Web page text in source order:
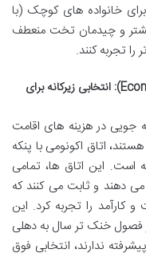
خانواده های کوچک (با
و چیدمان تخت منعطف
را تجربه کنند.
اتاق اکونومی با پنکه (Economy Room with Fan): انتخابی زیرکانه برای
جویی در هزینه های اقامت
اتاق اکونومی با پنکه
است. این اتاق ها، تمامی
می دهند و ثابت می کنند که
کارآمد را تجربه کرد. این
فصول خنک تر سال به دهلی
ندارند، انتخابی فوق